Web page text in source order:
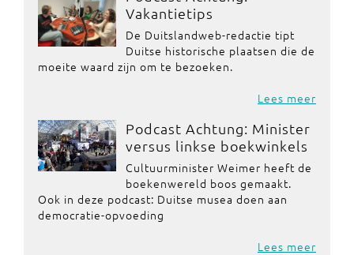
Vakantietips
De Duitslandweb-redactie tipt
Duitse historische plaatsen die de
moeite waard zijn om te bezoeken.
Lees meer
Podcast Achtung: Minister
versus linkse boekwinkels
Cultuurminister Weimer heeft de
boekenwereld boos gemaakt.
Ook in deze podcast: Duitse musea doen aan
democratie-opvoeding
Lees meer